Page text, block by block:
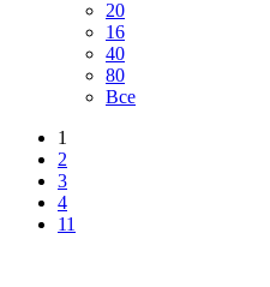
20
16
40
80
Все
1
2
3
4
11